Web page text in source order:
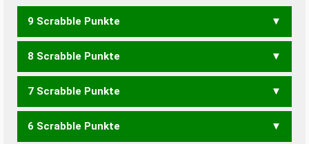
9 Scrabble Punkte
APARTE PAARET PAARTE
8 Scrabble Punkte
APART APERT PAARE
TAPER TAPRE
7 Scrabble Punkte
APER APRE PAAR PART
6 Scrabble Punkte